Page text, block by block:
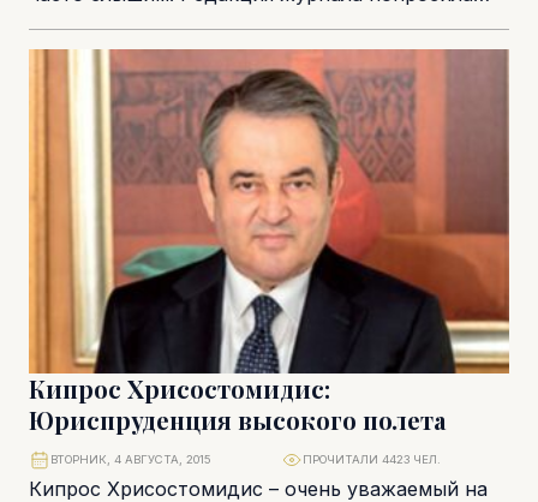
специалистов компании PwC рассказать о том,
чем Кипр...
Кипрос Хрисостомидис:
Юриспруденция высокого полета
Кипрос Хрисостомидис – очень уважаемый на
ВТОРНИК, 4 АВГУСТА, 2015 ПРОЧИТАЛИ 4423 ЧЕЛ.